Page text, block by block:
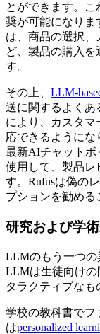
とができます。
奨が可能になり
は、商品の選択、
ど、製品の購入を
す。
その上、 LLM-
送に関するよくあ
により、カスタ
応できるようにな
最新AIチャットボ
使用して、製品レ
す。Rufusは偽の
プションを勧める
研究および学
LLMのもう一つの
LLMは生徒向けの
タラクティブなも
学校の教科書で
はpersonalized